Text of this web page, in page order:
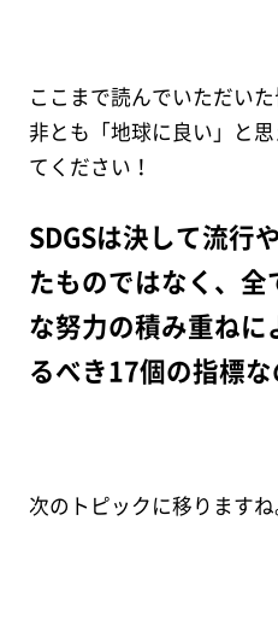
ここまで読んでいただい
非とも「地球に良い」と
てください！
SDGSは決して流行
たものではなく、全
な努力の積み重ね
るべき17個の指標な
次のトピックに移りますね